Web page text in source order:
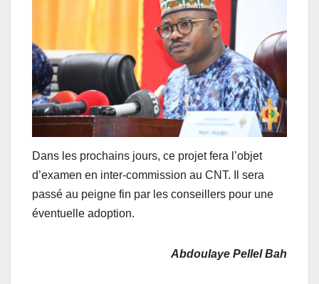
Dans les prochains jours, ce projet fera l’objet
d’examen en inter-commission au CNT. Il sera
passé au peigne fin par les conseillers pour une
éventuelle adoption.
Abdoulaye Pellel Bah